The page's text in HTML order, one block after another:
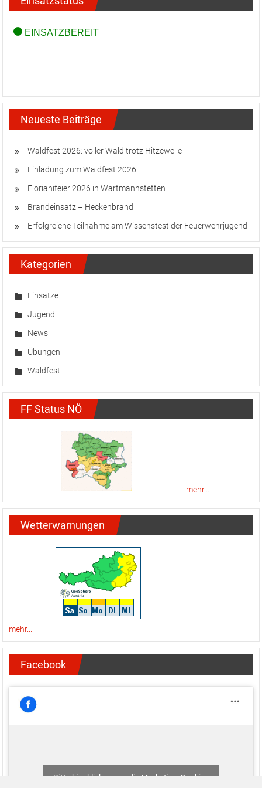
Neueste Beiträge
Waldfest 2026: voller Wald trotz Hitzewelle
Einladung zum Waldfest 2026
Florianifeier 2026 in Wartmannstetten
Brandeinsatz – Heckenbrand
Erfolgreiche Teilnahme am Wissenstest der Feuerwehrjugend
Kategorien
Einsätze
Jugend
News
Übungen
Waldfest
FF Status NÖ
mehr...
Wetterwarnungen
mehr...
Facebook
Bitte hier klicken, um die Marketing-Cookies